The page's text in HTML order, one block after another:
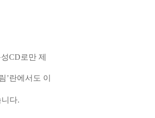
CD 로만 제
’란에서도 이
니다.